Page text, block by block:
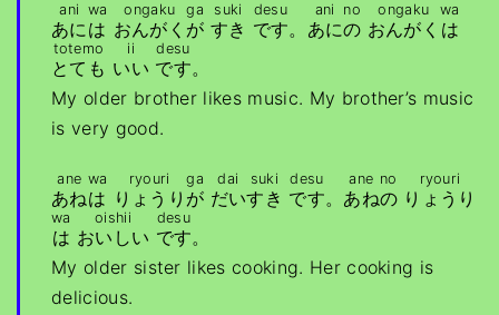
あに
ani
は
wa
おんがく
ongaku
が
ga
すき
suki
です
desu
。 あに
ani
の
no
おんがく
ongaku
は
wa
とても
totemo
いい
ii
です
desu
。
My older brother likes music. My brother’s music
is very good.
あね
ane
は
wa
りょうり
ryouri
が
ga
だい
dai
すき
suki
です
desu
。 あね
ane
の
no
りょうり
ryouri
は
wa
おいしい
oishii
です
desu
。
My older sister likes cooking. Her cooking is
delicious.